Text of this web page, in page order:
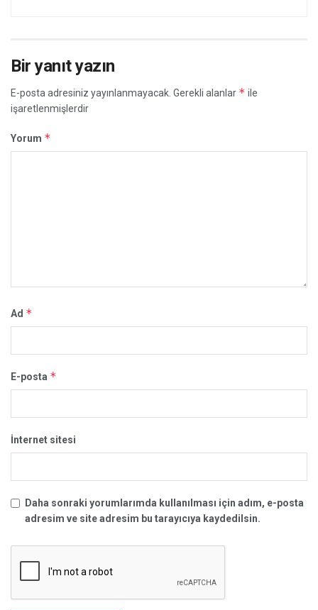
Bir yanıt yazın
E-posta adresiniz yayınlanmayacak. Gerekli alanlar * ile
işaretlenmişlerdir
Yorum *
Ad *
E-posta *
İnternet sitesi
Daha sonraki yorumlarımda kullanılması için adım, e-posta
adresim ve site adresim bu tarayıcıya kaydedilsin.